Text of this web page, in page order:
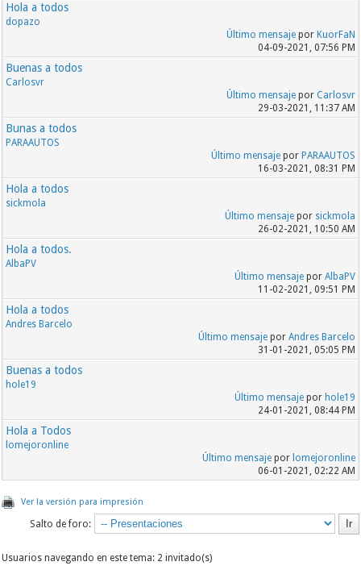
Hola a todos
dopazo
Último mensajepor KuorFaN
04-09-2021, 07:56 PM
Buenas a todos
Carlosvr
Último mensajepor Carlosvr
29-03-2021, 11:37 AM
Bunas a todos
PARAAUTOS
Último mensajepor PARAAUTOS
16-03-2021, 08:31 PM
Hola a todos
sickmola
Último mensajepor sickmola
26-02-2021, 10:50 AM
Hola a todos.
AlbaPV
Último mensajepor AlbaPV
11-02-2021, 09:51 PM
Hola a todos
Andres Barcelo
Último mensajepor Andres Barcelo
31-01-2021, 05:05 PM
Buenas a todos
hole19
Último mensajepor hole19
24-01-2021, 08:44 PM
Hola a Todos
lomejoronline
Último mensajepor lomejoronline
06-01-2021, 02:22 AM
Ver la versión para impresión
Salto de foro:
Usuarios navegando en este tema: 2 invitado(s)